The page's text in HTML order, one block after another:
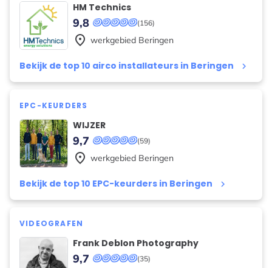
HM Technics
(156)
9,8
Bekijk de top 10 airco installateurs in Beringen keyboard_arrow_right
place werkgebied Beringen
EPC-KEURDERS
WIJZER
(59)
9,7
Bekijk de top 10 EPC-keurders in Beringen keyboard_arrow_right
place werkgebied Beringen
VIDEOGRAFEN
Frank Deblon Photography
(35)
9,7